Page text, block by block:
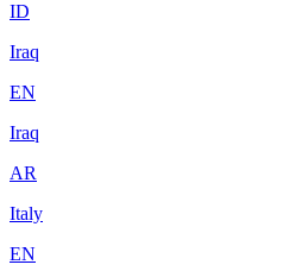
ID
Iraq
EN
Iraq
AR
Italy
EN